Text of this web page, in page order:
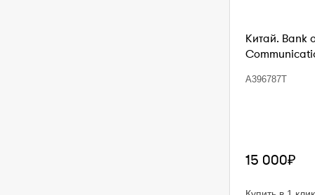
Китай. Bank
A396787T
15 000₽